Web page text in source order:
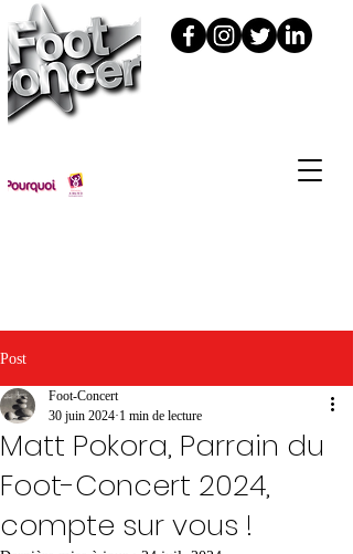
Post
Matt Pokora, Parrain du
Foot-Concert 2024,
compte sur vous !
Foot-Concert
30 juin 2024 1 min de lecture